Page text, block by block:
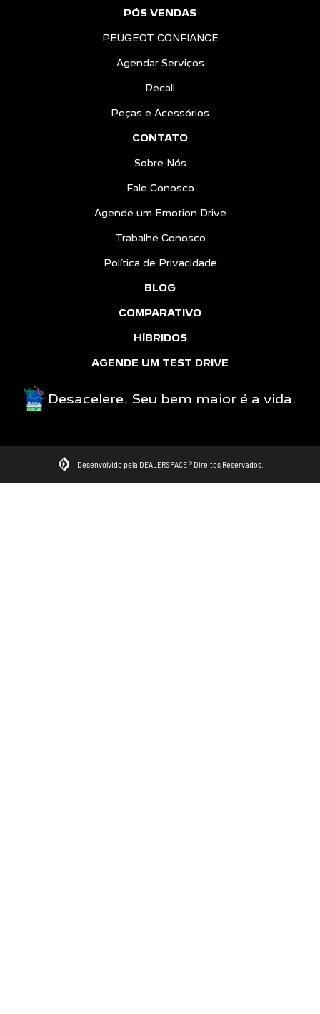
PÓS VENDAS
PEUGEOT CONFIANCE
Agendar Serviços
Recall
Peças e Acessórios
CONTATO
Sobre Nós
Fale Conosco
Agende um Emotion Drive
Trabalhe Conosco
Política de Privacidade
BLOG
COMPARATIVO
HÍBRIDOS
AGENDE UM TEST DRIVE
Desacelere. Seu bem maior é a vida.
Desenvolvido pela DEALERSPACE ® Direitos Reservados.